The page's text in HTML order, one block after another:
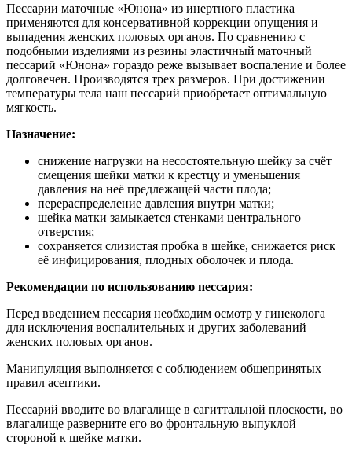
Пессарии маточные «Юнона» из инертного пластика
применяются для консервативной коррекции опущения и
выпадения женских половых органов. По сравнению с
подобными изделиями из резины эластичный маточный
пессарий «Юнона» гораздо реже вызывает воспаление и более
долговечен. Производятся трех размеров. При достижении
температуры тела наш пессарий приобретает оптимальную
мягкость.
Назначение:
снижение нагрузки на несостоятельную шейку за счёт
смещения шейки матки к крестцу и уменьшения
давления на неё предлежащей части плода;
перераспределение давления внутри матки;
шейка матки замыкается стенками центрального
отверстия;
сохраняется слизистая пробка в шейке, снижается риск
её инфицирования, плодных оболочек и плода.
Рекомендации по использованию пессария:
Перед введением пессария необходим осмотр у гинеколога
для исключения воспалительных и других заболеваний
женских половых органов.
Манипуляция выполняется с соблюдением общепринятых
правил асептики.
Пессарий вводите во влагалище в сагиттальной плоскости, во
влагалище разверните его во фронтальную выпуклой
стороной к шейке матки.